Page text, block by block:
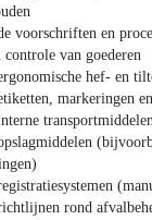
voorschriften en
controle van goederen
hef- en
markeringen
rond